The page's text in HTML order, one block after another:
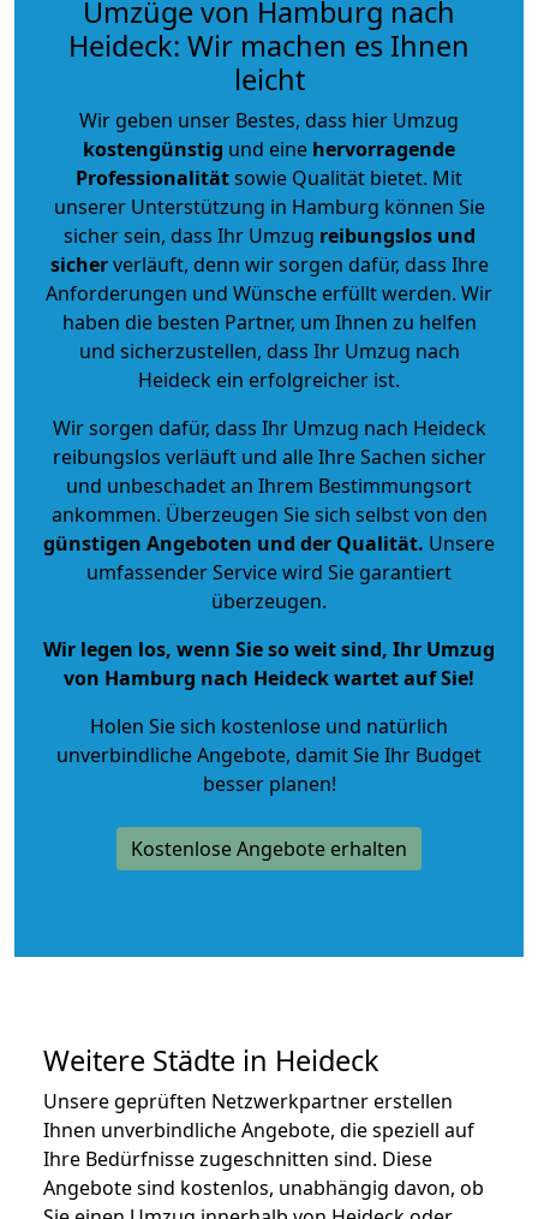
Umzüge von Hamburg nach
Heideck: Wir machen es Ihnen
leicht
Wir geben unser Bestes, dass hier Umzug
kostengünstig und eine hervorragende
Professionalitätsowie Qualität bietet. Mit
unserer Unterstützung in Hamburg können Sie
sicher sein, dass Ihr Umzug reibungslos und
sicherverläuft, denn wir sorgen dafür, dass Ihre
Anforderungen und Wünsche erfüllt werden. Wir
haben die besten Partner, um Ihnen zu helfen
und sicherzustellen, dass Ihr Umzug nach
Heideck ein erfolgreicher ist.
Wir sorgen dafür, dass Ihr Umzug nach Heideck
reibungslos verläuft und alle Ihre Sachen sicher
und unbeschadet an Ihrem Bestimmungsort
ankommen. Überzeugen Sie sich selbst von den
günstigen Angeboten und der Qualität. Unsere
umfassender Service wird Sie garantiert
überzeugen.
Wir legen los, wenn Sie so weit sind, Ihr Umzug
von Hamburg nach Heideck wartet auf Sie!
Holen Sie sich kostenlose und natürlich
unverbindliche Angebote, damit Sie Ihr Budget
besser planen!
Kostenlose Angebote erhalten
Weitere Städte in Heideck
Unsere geprüften Netzwerkpartner erstellen
Ihnen unverbindliche Angebote, die speziell auf
Ihre Bedürfnisse zugeschnitten sind. Diese
Angebote sind kostenlos, unabhängig davon, ob